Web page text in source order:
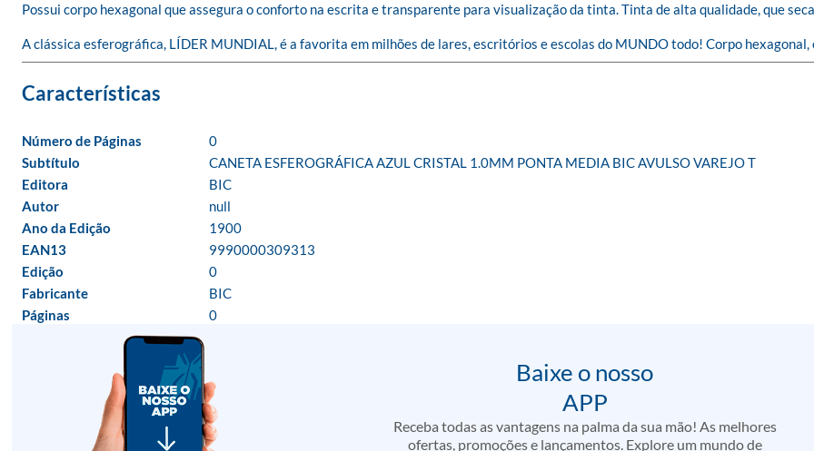
Possui corpo hexagonal que assegura o conforto na escrita e transparente para visualização da tinta. Tinta de alta qualidade, que
A clássica esferográfica, LÍDER MUNDIAL, é a favorita em milhões de lares, escritórios e escolas do MUNDO todo! Corpo
Número de Páginas
0
Subtítulo
CANETA ESFEROGRÁFICA AZUL CRISTAL 1.0MM PONTA MEDIA BIC AVULSO VAREJO T
Editora
BIC
Autor
null
Ano da Edição
1900
EAN13
9990000309313
Edição
0
Fabricante
BIC
Páginas
0
Baixe o nosso
APP
Receba todas as vantagens na palma da sua mão! As melhores
ofertas, promoções e lançamentos. Explore um mundo de